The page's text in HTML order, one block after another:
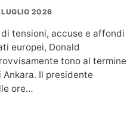
2026
tensioni, accuse e affondi
europei, Donald
tono al termine
Il presidente
ore…